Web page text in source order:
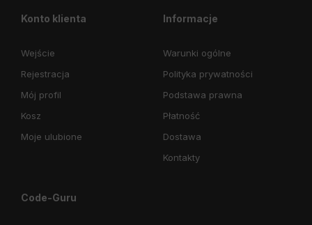
Konto klienta
Wejście
Rejestracja
Mój profil
Kosz
Moje ulubione
Informacje
Warunki ogólne
Polityka prywatności
Podstawa prawna
Płatność
Dostawa
Kontakty
Code-Guru